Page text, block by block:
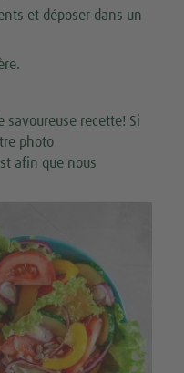
et déposer dans un
savoureuse recette! Si
photo
afin que nous